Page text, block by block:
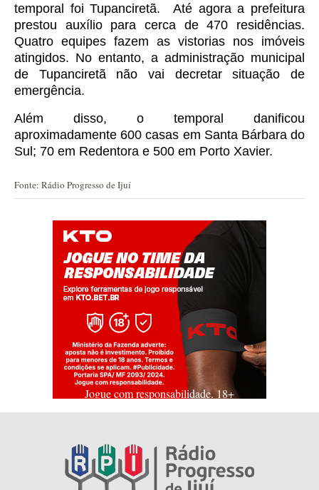
temporal foi Tupanciretã.
Até agora a prefeitura
prestou auxílio para cerca de 470 residências.
Quatro equipes fazem as vistorias nos imóveis
atingidos. No entanto, a administração municipal
de Tupanciretã não vai decretar situação de
emergência.
Além disso, o temporal danificou
aproximadamente 600 casas em Santa Bárbara do
Sul; 70 em Redentora e 500 em Porto Xavier.
Fonte: Rádio Progresso de Ijuí
Jogue com responsabilidade. 18+